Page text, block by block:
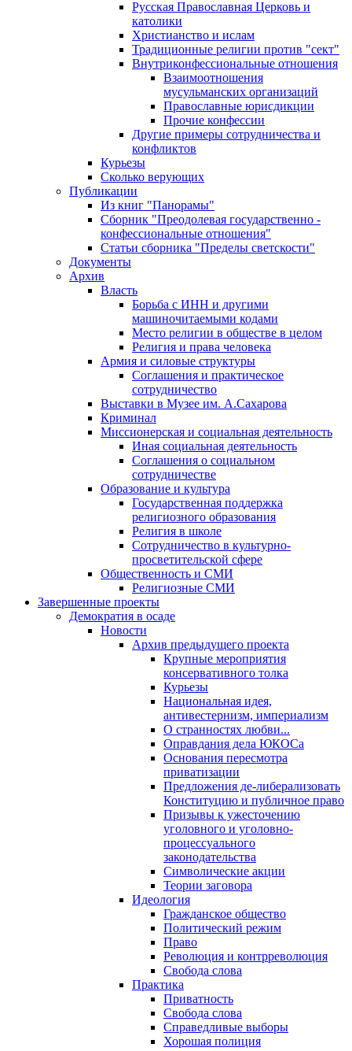
Русская Православная Церковь и
католики
Христианство и ислам
Традиционные религии против "сект"
Внутриконфессиональные отношения
Взаимоотношения
мусульманских организаций
Православные юрисдикции
Прочие конфессии
Другие примеры сотрудничества и
конфликтов
Курьезы
Сколько верующих
Публикации
Из книг "Панорамы"
Сборник "Преодолевая государственно -
конфессиональные отношения"
Статьи сборника "Пределы светскости"
Документы
Архив
Власть
Борьба с ИНН и другими
машиночитаемыми кодами
Место религии в обществе в целом
Религия и права человека
Армия и силовые структуры
Соглашения и практическое
сотрудничество
Выставки в Музее им. А.Сахарова
Криминал
Миссионерская и социальная деятельность
Иная социальная деятельность
Соглашения о социальном
сотрудничестве
Образование и культура
Государственная поддержка
религиозного образования
Религия в школе
Сотрудничество в культурно-
просветительской сфере
Общественность и СМИ
Религиозные СМИ
Завершенные проекты
Демократия в осаде
Новости
Архив предыдущего проекта
Крупные мероприятия
консервативного толка
Курьезы
Национальная идея,
антивестернизм, империализм
О странностях любви...
Оправдания дела ЮКОСа
Основания пересмотра
приватизации
Предложения де-либерализовать
Конституцию и публичное право
Призывы к ужесточению
уголовного и уголовно-
процессуального
законодательства
Символические акции
Теории заговора
Идеология
Гражданское общество
Политический режим
Право
Революция и контрреволюция
Свобода слова
Практика
Приватность
Свобода слова
Справедливые выборы
Хорошая полиция